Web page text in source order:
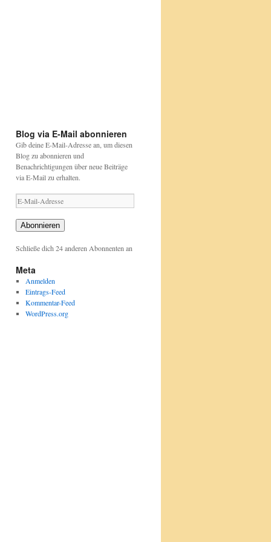
gartenvoegel/index.html gartenvoegel/
Blog via E-Mail abonnieren
Gib deine E-Mail-Adresse an, um diesen
Blog zu abonnieren und
Benachrichtigungen über neue Beiträge
via E-Mail zu erhalten.
E-
Mail-
Adresse
Abonnieren
Schließe dich 24 anderen Abonnenten an
Meta
Anmelden
Eintrags-Feed
Kommentar-Feed
WordPress.org